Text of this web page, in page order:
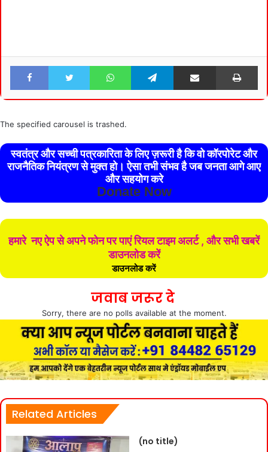
Facebook Twitter WhatsApp Telegram Share via Email
The specified carousel is trashed.
स्वतंत्र और सच्ची पत्रकारिता के लिए ज़रूरी है कि वो कॉरपोरेट और
राजनैतिक नियंत्रण से मुक्त हो। ऐसा तभी संभव है जब जनता आगे आए
और सहयोग करे
Donate Now
हमारे नए ऐप से अपने फोन पर पाएं रियल टाइम अलर्ट , और सभी खबरें
डाउनलोड करें
डाउनलोड करें
जवाब जरूर दे
Sorry, there are no polls available at the moment.
Related Articles
(no title)